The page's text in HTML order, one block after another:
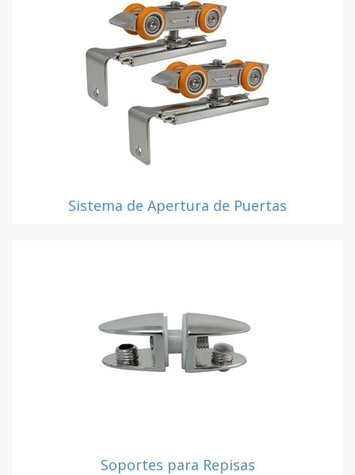
Sistema de Apertura de Puertas
Soportes para Repisas